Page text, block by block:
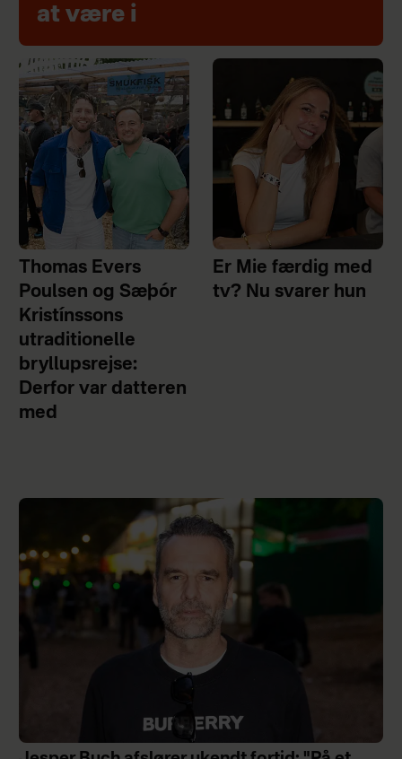
at være i
Thomas Evers
Poulsen og Sæþór
Kristínssons
utraditionelle
bryllupsrejse:
Derfor var datteren
med
Er Mie færdig med
tv? Nu svarer hun